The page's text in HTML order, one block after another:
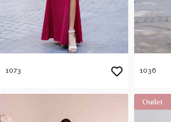
1073 1036
Outlet